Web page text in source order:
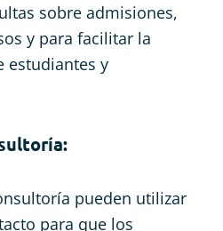
sobre admisiones,
y para facilitar la
estudiantes y
pueden utilizar
para que los